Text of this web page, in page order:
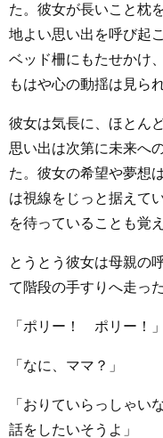
た。彼女が長いこと枕
地よい思い出を呼び起
ベッド柵にもたせかけ
もはや心の動揺は見ら
彼女は気長に、ほとん
思い出は次第に未来へ
た。彼女の希望や夢想
は視線をじっと据えて
を待っていることも覚
とうとう彼女は母親の
て階段の手すりへ走った
「ポリー！ ポリー！」
「なに、ママ？」
「おりていらっしゃい
話をしたいそうよ」